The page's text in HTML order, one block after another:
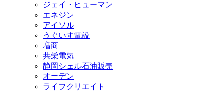
ジェイ・ヒューマン
エネジン
アイソル
うぐいす電設
増商
共栄電気
静岡シェル石油販売
オーデン
ライフクリエイト